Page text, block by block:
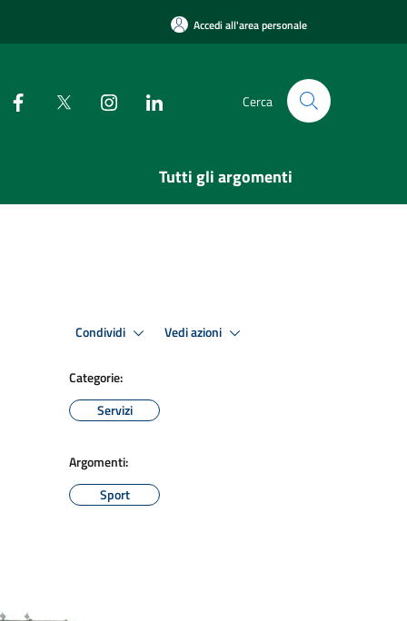
Accedi all'area personale
Cerca
Tutti gli argomenti
Condividi Vedi azioni
Categorie:
Servizi
Argomenti:
Sport